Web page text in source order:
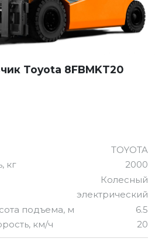
Toyota 8FBMKT20
TOYOTA
кг
2000
Колесный
электрический
подъема, м
6.5
км/ч
20